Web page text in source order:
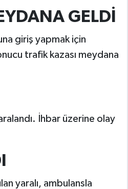
GELDİ
giriş yapmak için
trafik kazası meydana
İhbar üzerine olay
yaralı, ambulansla